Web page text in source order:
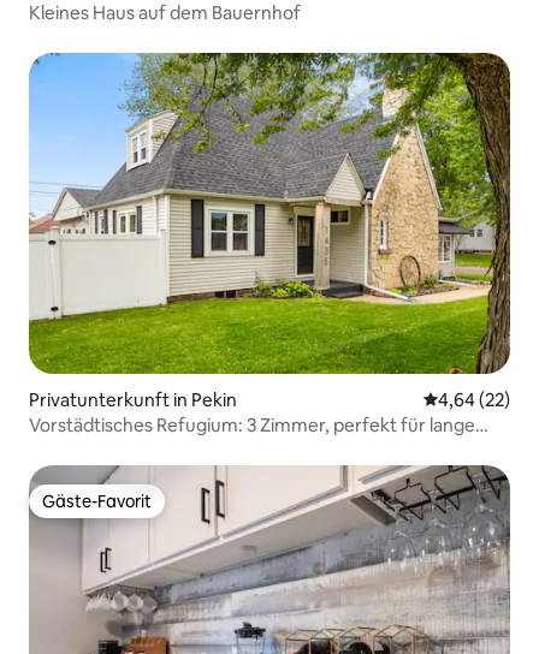
Kleines Haus auf dem Bauernhof
Privatunterkunft in Pekin
4,64 (22)
Vorstädtisches Refugium: 3 Zimmer, perfekt für lange
Gäste-Favorit
Gäste-Favorit